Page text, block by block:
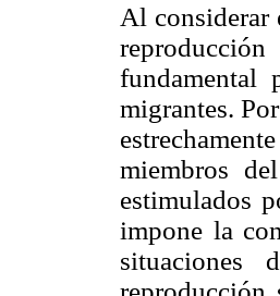
Al considerar
fundamental
migrantes.
miembros
estimulados
impone la
situaciones